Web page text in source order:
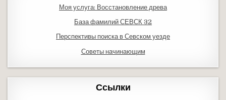
Моя услуга: Восстановление древа
База фамилий СЕВСК 32
Перспективы поиска в Севском уезде
Советы начинающим
Ссылки